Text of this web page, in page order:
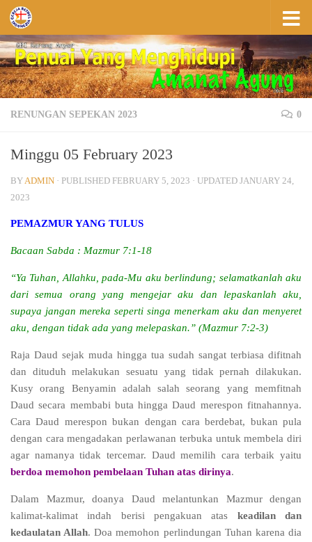
Skip to content
RENUNGAN SEPEKAN 2023 0
Minggu 05 February 2023
BYADMIN · PUBLISHED FEBRUARY 5, 2023 · UPDATED JANUARY 24,
2023
PEMAZMUR YANG TULUS
Bacaan Sabda : Mazmur 7:1-18
“Ya Tuhan, Allahku, pada-Mu aku berlindung; selamatkanlah aku
dari semua orang yang mengejar aku dan lepaskanlah aku,
supaya jangan mereka seperti singa menerkam aku dan menyeret
aku, dengan tidak ada yang melepaskan.” (Mazmur 7:2-3)
Raja Daud sejak muda hingga tua sudah sangat terbiasa difitnah
dan dituduh melakukan sesuatu yang tidak pernah dilakukan.
Kusy orang Benyamin adalah salah seorang yang memfitnah
Daud secara membabi buta hingga Daud merespon fitnahannya.
Cara Daud merespon bukan dengan cara berdebat, bukan pula
dengan cara mengadakan perlawanan terbuka untuk membela diri
agar namanya tidak tercemar. Daud memilih cara terbaik yaitu
berdoa memohon pembelaan Tuhan atas dirinya.
Dalam Mazmur, doanya Daud melantunkan Mazmur dengan
kalimat-kalimat indah berisi pengakuan atas keadilan dan
kedaulatan Allah. Doa memohon perlindungan Tuhan karena dia